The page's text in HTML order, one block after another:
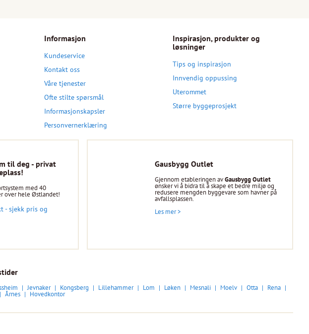
Informasjon
Kundeservice
Kontakt oss
Våre tjenester
Ofte stilte spørsmål
Informasjonskapsler
Personvernerklæring
Inspirasjon, produkter og
løsninger
Tips og inspirasjon
Innvendig oppussing
Uterommet
Større byggeprosjekt
til deg - privat
med 40
over hele Østlandet!
- sjekk pris og
Gausbygg Outlet
Gjennom etableringen avGausbygg Outlet
ønsker vi å bidra til å skape et bedre miljø og
redusere mengden byggevare som havner på
avfallsplassen.
Les mer >
Jevnaker Kongsberg Lillehammer Lom Løken Mesnali Moelv Otta Rena
Årnes Hovedkontor